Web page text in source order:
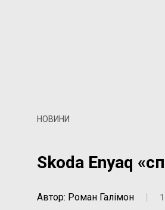
НОВИНИ
Skoda Enyaq
Автор: Роман Галімон |